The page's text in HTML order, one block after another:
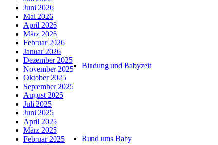
Bindung und Babyzeit
Rund ums Baby
Juni 2026
Mai 2026
April 2026
März 2026
Februar 2026
Januar 2026
Dezember 2025
November 2025
Oktober 2025
September 2025
August 2025
Juli 2025
Juni 2025
April 2025
März 2025
Februar 2025